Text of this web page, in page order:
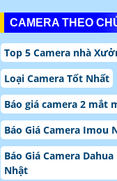
CAMERA THEO
Top 5 Camera nhà
Loại Camera Tốt Nhất
Báo giá camera 2 mắt
Báo Giá Camera Imou
Báo Giá Camera
Nhật